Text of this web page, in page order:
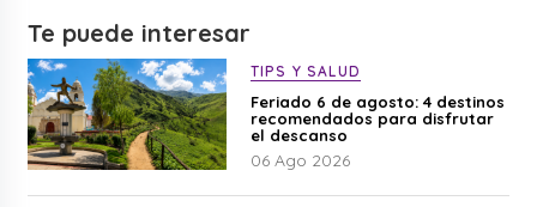
Te puede interesar
TIPS Y SALUD
Feriado 6 de agosto: 4 destinos
recomendados para disfrutar
el descanso
06 Ago 2026